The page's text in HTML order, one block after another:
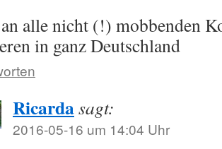
alle nicht (!) mobbenden
in ganz Deutschland
Ricardasagt:
2016-05-16 um 14:04 Uhr